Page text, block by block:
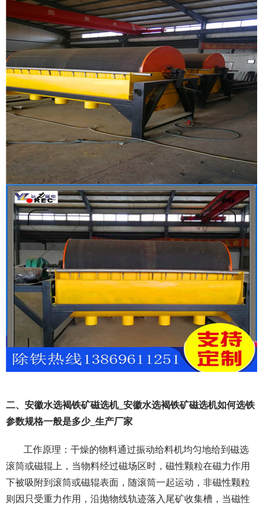
二、安徽水选褐铁矿磁选机_安徽水选褐铁矿磁选机如何选铁
参数规格一般是多少_生产厂家
工作原理：干燥的物料通过振动给料机均匀地给到磁选
滚筒或磁辊上，当物料经过磁场区时，磁性颗粒在磁力作用
下被吸附到滚筒或磁辊表面，随滚筒一起运动，非磁性颗粒
则因只受重力作用，沿抛物线轨迹落入尾矿收集槽，当磁性